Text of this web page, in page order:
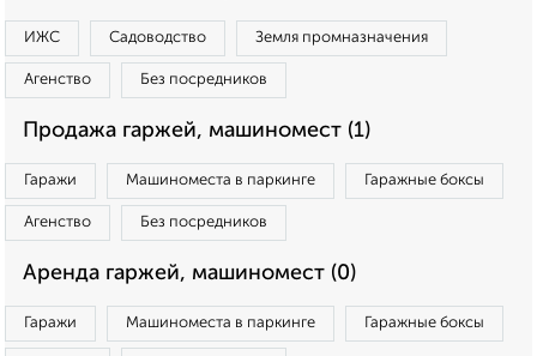
ИЖС Садоводство Земля промназначения
Агенство Без посредников
Продажа гаржей, машиномест (1)
Гаражи Машиноместа в паркинге Гаражные боксы
Агенство Без посредников
Аренда гаржей, машиномест (0)
Гаражи Машиноместа в паркинге Гаражные боксы